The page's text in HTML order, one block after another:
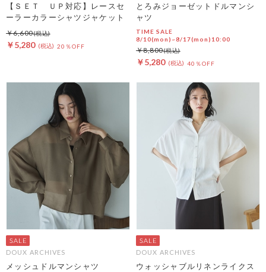
【ＳＥＴ ＵＰ対応】レースセ
ーラーカラーシャツジャケット
￥5,280 20％OFF
￥6,600
とろみジョーゼットドルマンシ
ャツ
TIME SALE
8/10(mon)~8/17(mon)10:00
￥5,280 40％OFF
￥8,800
DOUX ARCHIVES
メッシュドルマンシャツ
DOUX ARCHIVES
ウォッシャブルリネンライクス